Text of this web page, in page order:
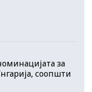
за
соопшти